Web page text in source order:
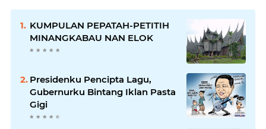
KUMPULAN PEPATAH-PETITIH
MINANGKABAU NAN ELOK
Presidenku Pencipta Lagu,
Gubernurku Bintang Iklan Pasta
Gigi